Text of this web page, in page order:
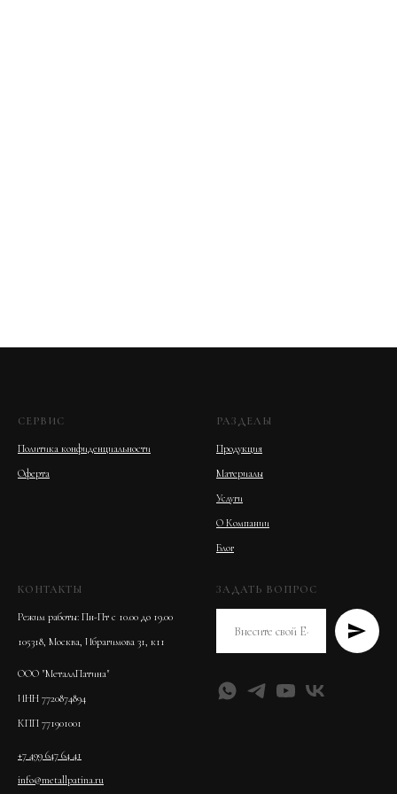
СЕРВИС
Политика конфиденциальности
Оферта
РАЗДЕЛЫ
Продукция
Материалы
Услуги
О Компании
Блог
КОНТАКТЫ
Режим работы: Пн-Пт с 10.00 до 19.00
105318, Москва, Ибрагимова 31, к11
ООО "МеталлПатина"
ИНН 7720874894
КПП 771901001
+7 499 647 64 41
info@metallpatina.ru
ЗАДАТЬ ВОПРОС